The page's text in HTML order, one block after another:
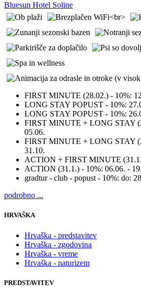
Bluesun Hotel Soline
FIRST MINUTE (28.02.) - 10%:
LONG STAY POPUST - 10%:
LONG STAY POPUST - 10%:
FIRST MINUTE + LONG STAY
05.06.
FIRST MINUTE + LONG STAY
31.10.
ACTION + FIRST MINUTE
ACTION (31.1.) - 10%: 06.06. -
gradtur - club - popust - 10%: do:
podrobno ...
HRVAŠKA
Hrvaška - predstavitev
Hrvaška - zgodovina
Hrvaška - vreme
Hrvaška - naturizem
PREDSTAVITEV